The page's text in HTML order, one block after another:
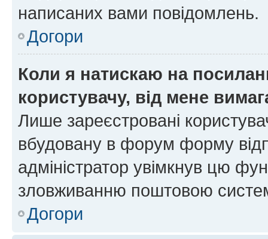
написаних вами повідомлень.
Догори
Коли я натискаю на
користувачу, від мене
Лише зареєстровані
вбудовану в форум форму
адміністратор увімкнув цю
зловживанню поштовою
Догори